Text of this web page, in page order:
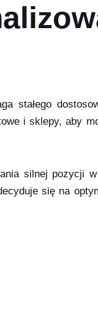
stałego
i sklepy, aby
silnej pozycji
się na